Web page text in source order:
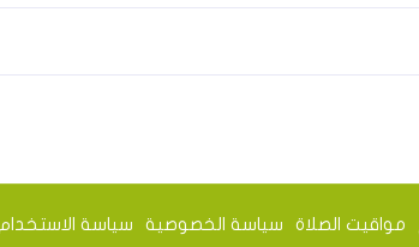
مواقيت الصلاة سياسة الخصوصية سياسة الاستخدام